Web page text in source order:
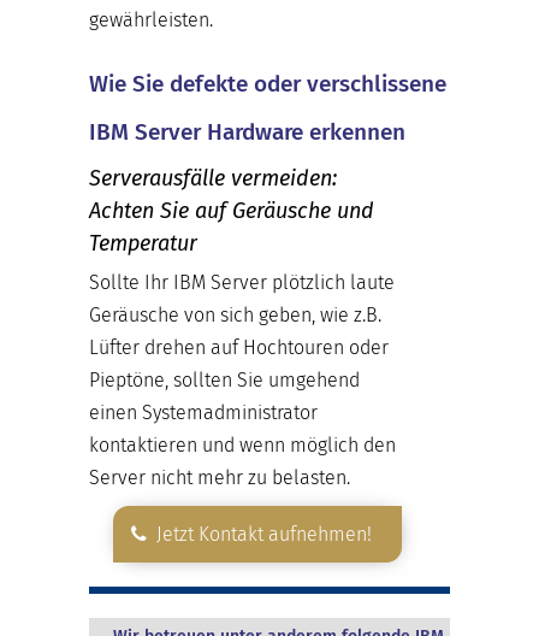
gewährleisten.
Wie Sie defekte oder verschlissene
IBM Server Hardware erkennen
Serverausfälle vermeiden:
Achten Sie auf Geräusche und
Temperatur
Sollte Ihr IBM Server plötzlich laute
Geräusche von sich geben, wie z.B.
Lüfter drehen auf Hochtouren oder
Pieptöne, sollten Sie umgehend
einen Systemadministrator
kontaktieren und wenn möglich den
Server nicht mehr zu belasten.
Jetzt Kontakt aufnehmen!